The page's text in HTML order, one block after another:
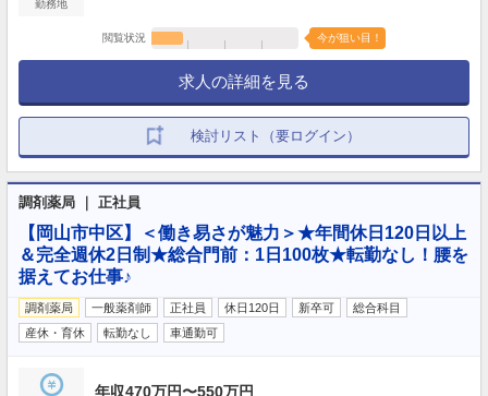
勤務地
閲覧状況 今が狙い目！
求人の詳細を見る
検討リスト（要ログイン）
調剤薬局 ｜ 正社員
【岡山市中区】＜働き易さが魅力＞★年間休日120日以上
＆完全週休2日制★総合門前：1日100枚★転勤なし！腰を
据えてお仕事♪
調剤薬局 一般薬剤師 正社員 休日120日 新卒可
総合科目
産休・育休
転勤なし 車通勤可
年収470万円〜550万円